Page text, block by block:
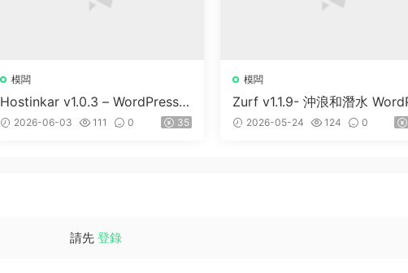
模闆
Hostinkar v1.0.3 – WordPress &
WHMCS 主題
2026-06-03 111 0 35
模闆
Zurf v1.1.9- 沖浪和潛水
ess主題
2026-05-24 124 0
請先 登錄